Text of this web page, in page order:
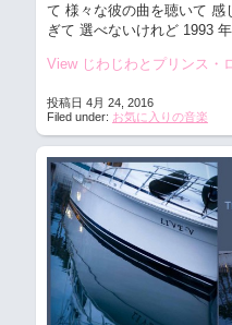
て 様々な彼の曲を聴いて 感
ぎて 選べないけれど 1993
View じわじわとプリンス・
投稿日 4月 24, 2016
Filed under: お気に入りの音楽